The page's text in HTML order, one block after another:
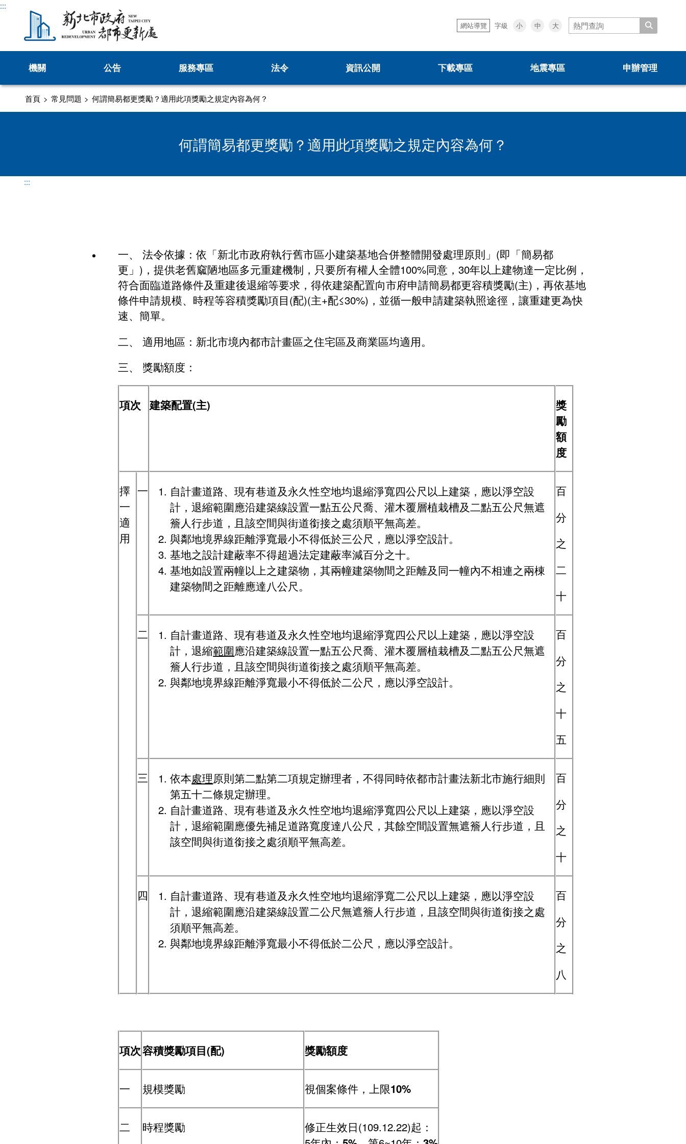
:::
網站導覽 字級 小 中 大 搜尋
機關
沿革發展
處長介紹
處長與民有約
公告
新聞
公告
服務專區
劃定更新地區及訂定都市更新計畫
更新會籌組及立案申請
更新會籌組申請
防災型都更行動方案
防災型都更行動方案
防災型建築加速改善要點申請
公辦都市更新
都更審查協檢機制
危老重建計畫
整建維護
整建維護諮詢表
電梯特快車方案
法令
資訊公開
新北市城鄉資訊查詢平台
都更案件資訊查詢
都更中繼住宅政策
都更中繼住宅專案計畫
租賃住宅媒合服務
都更你說
新手村
影像成果
都更小百科
公職人員及關係人身分關係公開及查詢平臺
下載專區
地震專區
0507說明會
0403震損受災戶住宅補貼方案
申辦管理
首頁 > 常見問題 > 何謂簡易都更獎勵？適用此項獎勵之規定內容為何？
何謂簡易都更獎勵？適用此項獎勵之規定內容為何？
:::
一、 法令依據：依「新北市政府執行舊市區小建築基地合併整體開發處理原則」(即「簡易都
更」)，提供老舊窳陋地區多元重建機制，只要所有權人全體100%同意，30年以上建物達一定比例，
符合面臨道路條件及重建後退縮等要求，得依建築配置向市府申請簡易都更容積獎勵(主)，再依基地
條件申請規模、時程等容積獎勵項目(配)(主+配≤30%)，並循一般申請建築執照途徑，讓重建更為快
速、簡單。
二、 適用地區：新北市境內都市計畫區之住宅區及商業區均適用。
三、 獎勵額度：
項次 建築配置(主)
獎
勵
額
度
擇
一
適
用
一
自計畫道路、現有巷道及永久性空地均退縮淨寬四公尺以上建築，應以淨空設
計，退縮範圍應沿建築線設置一點五公尺喬、灌木覆層植栽槽及二點五公尺無遮
簷人行步道，且該空間與街道銜接之處須順平無高差。
與鄰地境界線距離淨寬最小不得低於三公尺，應以淨空設計。
基地之設計建蔽率不得超過法定建蔽率減百分之十。
基地如設置兩幢以上之建築物，其兩幢建築物間之距離及同一幢內不相連之兩棟
建築物間之距離應達八公尺。
百
分
之
二
十
二
自計畫道路、現有巷道及永久性空地均退縮淨寬四公尺以上建築，應以淨空設
計，退縮範圍應沿建築線設置一點五公尺喬、灌木覆層植栽槽及二點五公尺無遮
簷人行步道，且該空間與街道銜接之處須順平無高差。
與鄰地境界線距離淨寬最小不得低於二公尺，應以淨空設計。
百
分
之
十
五
三 依本處理原則第二點第二項規定辦理者，不得同時依都市計畫法新北市施行細則
第五十二條規定辦理。
自計畫道路、現有巷道及永久性空地均退縮淨寬四公尺以上建築，應以淨空設
計，退縮範圍應優先補足道路寬度達八公尺，其餘空間設置無遮簷人行步道，且
該空間與街道銜接之處須順平無高差。
百
分
之
十
四
自計畫道路、現有巷道及永久性空地均退縮淨寬二公尺以上建築，應以淨空設
計，退縮範圍應沿建築線設置二公尺無遮簷人行步道，且該空間與街道銜接之處
須順平無高差。
與鄰地境界線距離淨寬最小不得低於二公尺，應以淨空設計。
百
分
之
八
項次容積獎勵項目(配) 獎勵額度
一 規模獎勵 視個案條件，上限10%
二 時程獎勵
修正生效日(109.12.22)起：